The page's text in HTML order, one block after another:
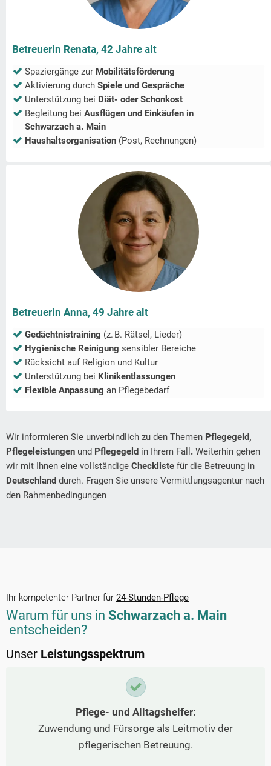
Betreuerin Renata, 42 Jahre alt
Spaziergänge zur Mobilitätsförderung
Aktivierung durch Spiele und Gespräche
Unterstützung bei Diät- oder Schonkost
Begleitung bei Ausflügen und Einkäufen in
Schwarzach a. Main
Haushaltsorganisation (Post, Rechnungen)
Betreuerin Anna, 49 Jahre alt
Gedächtnistraining (z. B. Rätsel, Lieder)
Hygienische Reinigung sensibler Bereiche
Rücksicht auf Religion und Kultur
Unterstützung bei Klinikentlassungen
Flexible Anpassung an Pflegebedarf
Wir informieren Sie unverbindlich zu den Themen Pflegegeld,
Pflegeleistungen und Pflegegeld in Ihrem Fall . Weiterhin gehen
wir mit Ihnen eine vollständige Checkliste für die Betreuung in
Deutschland durch. Fragen Sie unsere Vermittlungsagentur nach
den Rahmenbedingungen
Ihr kompetenter Partner für 24-Stunden-Pflege
Warum für uns in Schwarzach a. Main
entscheiden?
Unser Leistungsspektrum
Pflege- und Alltagshelfer:
Zuwendung und Fürsorge als Leitmotiv der
pflegerischen Betreuung.